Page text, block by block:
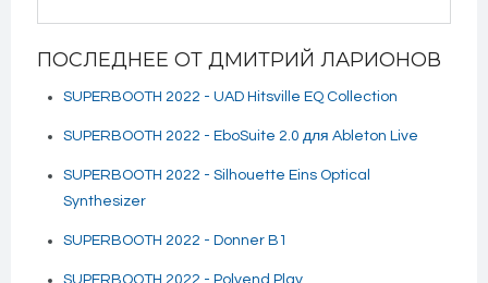
ПОСЛЕДНЕЕ ОТ ДМИТРИЙ ЛАРИОНОВ
SUPERBOOTH 2022 - UAD Hitsville EQ Collection
SUPERBOOTH 2022 - EboSuite 2.0 для Ableton Live
SUPERBOOTH 2022 - Silhouette Eins Optical
Synthesizer
SUPERBOOTH 2022 - Donner B1
SUPERBOOTH 2022 - Polyend Play